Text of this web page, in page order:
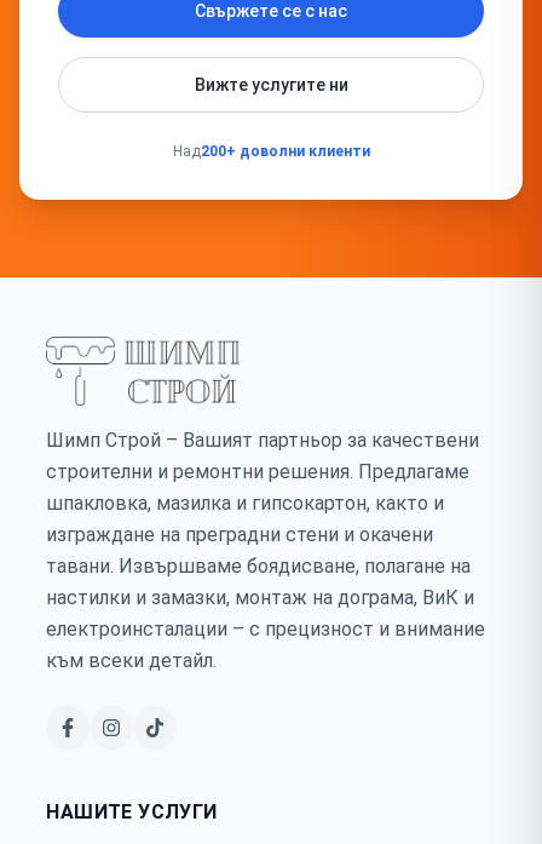
Свържете се с нас
Вижте услугите ни
Над200+ доволни клиенти
Шимп Строй – Вашият партньор за качествени
строителни и ремонтни решения. Предлагаме
шпакловка, мазилка и гипсокартон, както и
изграждане на преградни стени и окачени
тавани. Извършваме боядисване, полагане на
настилки и замазки, монтаж на дограма, ВиК и
електроинсталации – с прецизност и внимание
към всеки детайл.
НАШИТЕ УСЛУГИ